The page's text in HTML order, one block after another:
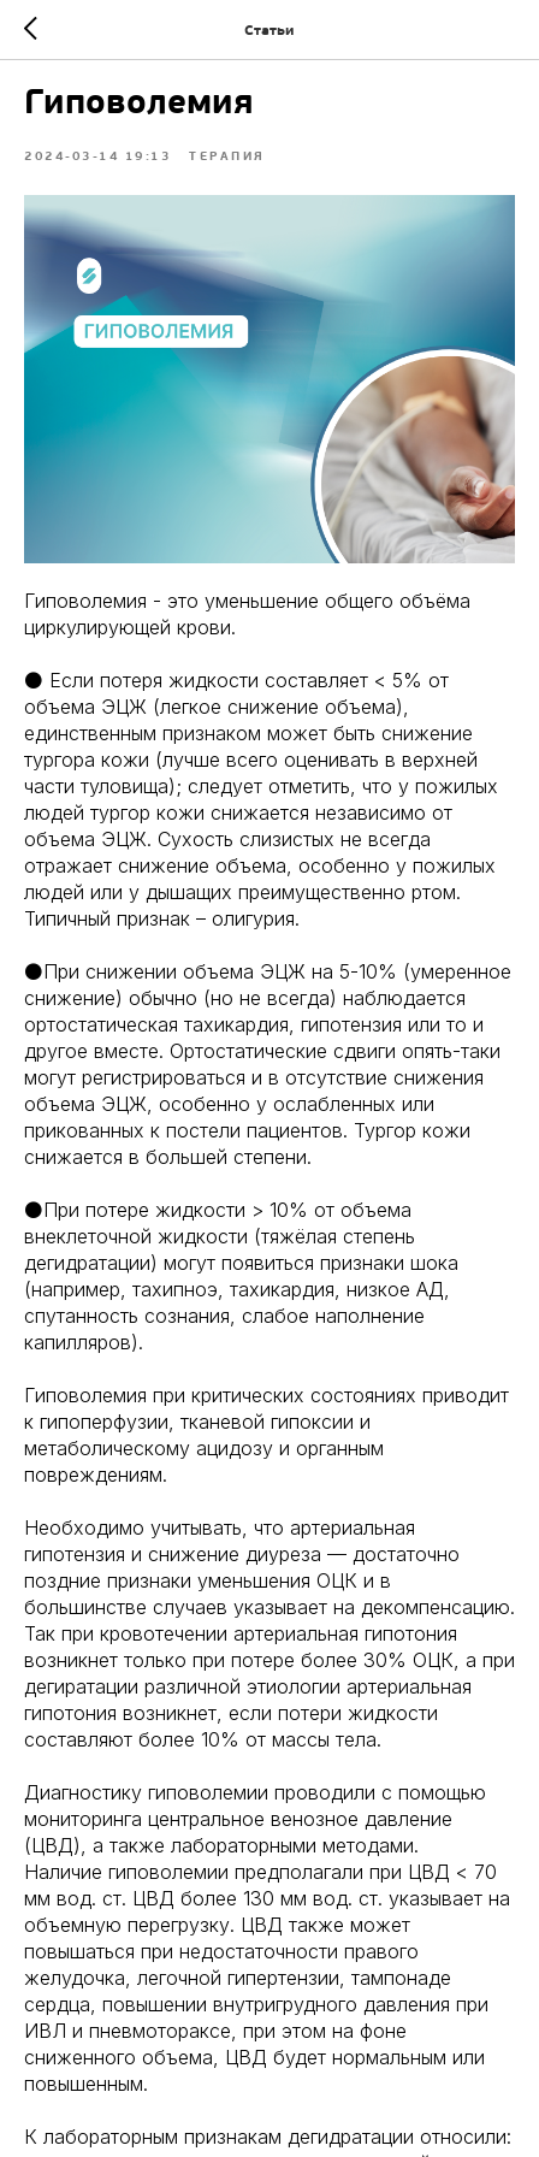
Статьи
Гиповолемия
2024-03-14 19:13 ТЕРАПИЯ
Гиповолемия - это уменьшение общего объёма
циркулирующей крови.
⚫️ Если потеря жидкости составляет < 5% от
объема ЭЦЖ (легкое снижение объема),
единственным признаком может быть снижение
тургора кожи (лучше всего оценивать в верхней
части туловища); следует отметить, что у пожилых
людей тургор кожи снижается независимо от
объема ЭЦЖ. Сухость слизистых не всегда
отражает снижение объема, особенно у пожилых
людей или у дышащих преимущественно ртом.
Типичный признак – олигурия.
⚫️При снижении объема ЭЦЖ на 5-10% (умеренное
снижение) обычно (но не всегда) наблюдается
ортостатическая тахикардия, гипотензия или то и
другое вместе. Ортостатические сдвиги опять-таки
могут регистрироваться и в отсутствие снижения
объема ЭЦЖ, особенно у ослабленных или
прикованных к постели пациентов. Тургор кожи
снижается в большей степени.
⚫️При потере жидкости > 10% от объема
внеклеточной жидкости (тяжёлая степень
дегидратации) могут появиться признаки шока
(например, тахипноэ, тахикардия, низкое АД,
спутанность сознания, слабое наполнение
капилляров).
Гиповолемия при критических состояниях приводит
к гипоперфузии, тканевой гипоксии и
метаболическому ацидозу и органным
повреждениям.
Необходимо учитывать, что артериальная
гипотензия и снижение диуреза — достаточно
поздние признаки уменьшения ОЦК и в
большинстве случаев указывает на декомпенсацию.
Так при кровотечении артериальная гипотония
возникнет только при потере более 30% ОЦК, а при
дегиратации различной этиологии артериальная
гипотония возникнет, если потери жидкости
составляют более 10% от массы тела.
Диагностику гиповолемии проводили с помощью
мониторинга центральное венозное давление
(ЦВД), а также лабораторными методами.
Наличие гиповолемии предполагали при ЦВД < 70
мм вод. ст. ЦВД более 130 мм вод. ст. указывает на
объемную перегрузку. ЦВД также может
повышаться при недостаточности правого
желудочка, легочной гипертензии, тампонаде
сердца, повышении внутригрудного давления при
ИВЛ и пневмотораксе, при этом на фоне
сниженного объема, ЦВД будет нормальным или
повышенным.
К лабораторным признакам дегидратации относили: